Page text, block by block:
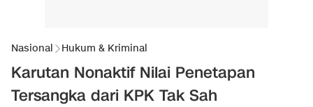
Nasional Hukum & Kriminal
Karutan Nonaktif Nilai Penetapan
Tersangka dari KPK Tak Sah